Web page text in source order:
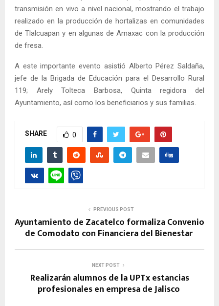
transmisión en vivo a nivel nacional, mostrando el trabajo
realizado en la producción de hortalizas en comunidades
de Tlalcuapan y en algunas de Amaxac con la producción
de fresa.
A este importante evento asistió Alberto Pérez Saldaña,
jefe de la Brigada de Educación para el Desarrollo Rural
119; Arely Tolteca Barbosa, Quinta regidora del
Ayuntamiento, así como los beneficiarios y sus familias.
SHARE 0
PREVIOUS POST
Ayuntamiento de Zacatelco formaliza Convenio
de Comodato con Financiera del Bienestar
NEXT POST
Realizarán alumnos de la UPTx estancias
profesionales en empresa de Jalisco